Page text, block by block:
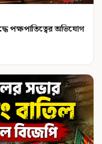
পক্ষপাতিত্বের অভিযোগ